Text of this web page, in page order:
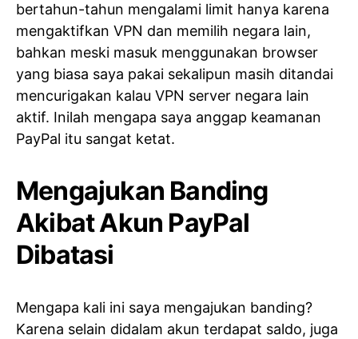
bertahun-tahun mengalami limit hanya karena
mengaktifkan VPN dan memilih negara lain,
bahkan meski masuk menggunakan browser
yang biasa saya pakai sekalipun masih ditandai
mencurigakan kalau VPN server negara lain
aktif. Inilah mengapa saya anggap keamanan
PayPal itu sangat ketat.
Mengajukan Banding
Akibat Akun PayPal
Dibatasi
Mengapa kali ini saya mengajukan banding?
Karena selain didalam akun terdapat saldo, juga